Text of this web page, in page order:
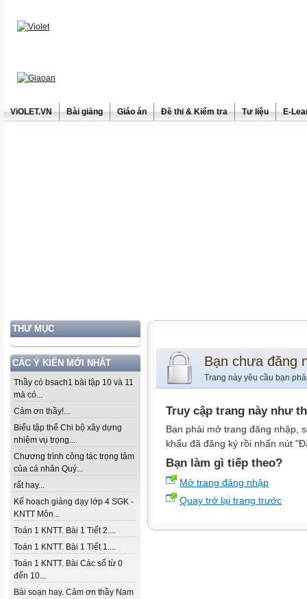
ViOLET.VN Bài giảng Giáo án Đề thi & Kiểm tra Tư liệu E-
THƯ MỤC
CÁC Ý KIẾN MỚI NHẤT
Thầy có bsach1 bài tập 10 và 11
mà có...
Cảm ơn thầy!...
Biểu tập thể Chi bộ xây dựng
nhiệm vụ trọng...
Chương trình công tác trọng tâm
của cá nhân Quý...
rất hay...
Kế hoạch giảng dạy lớp 4 SGK -
KNTT Môn...
Toán 1 KNTT. Bài 1 Tiết 2....
Toán 1 KNTT. Bài 1 Tiết 1....
Toán 1 KNTT. Bài Các số từ 0
đến 10...
Bài soạn hay. Cảm ơn thầy Nam
Bạn chưa đăng
Trang này yêu cầu bạn
Truy cập trang này như
Bạn phải mở trang đăng nhập,
khẩu đã đăng ký rồi nhấn nút
Bạn làm gì tiếp theo?
Mở trang đăng nhập
Quay trở lại trang trước